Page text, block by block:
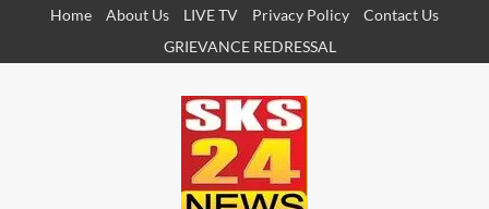
content
Home About Us LIVE TV Privacy Policy
Contact Us
GRIEVANCE REDRESSAL